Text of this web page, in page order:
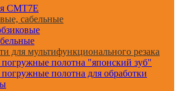
CMT7E
сабельные
для мультифункционального резака
полотна "японский зуб"
полотна для обработки